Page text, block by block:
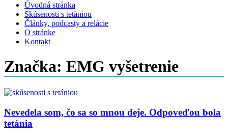
Úvodná stránka
Skúsenosti s tetániou
Články, podcasty a relácie
O stránke
Kontakt
Značka: EMG vyšetrenie
Nevedela som, čo sa so mnou deje. Odpoveďou bola
tetánia